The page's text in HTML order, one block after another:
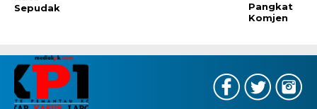
Sepudak
Pangkat
Komjen